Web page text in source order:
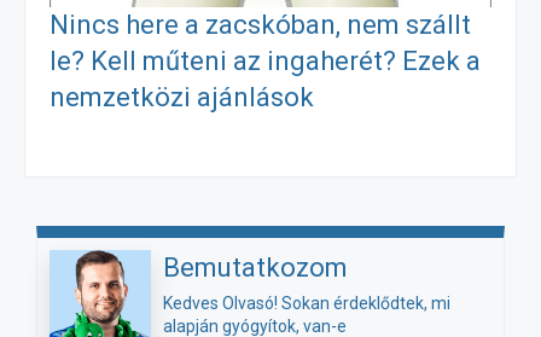
Nincs here a zacskóban, nem szállt
le? Kell műteni az ingaherét? Ezek a
nemzetközi ajánlások
Bemutatkozom
Kedves Olvasó! Sokan érdeklődtek, mi
alapján gyógyítok, van-e